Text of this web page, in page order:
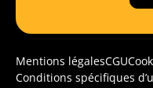
Mentions légalesCGU
Conditions spécifiques